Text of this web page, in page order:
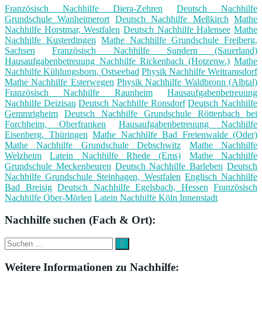
Französisch Nachhilfe Diera-Zehren
Deutsch Nachhilfe
Grundschule Wanheimerort Deutsch Nachhilfe Meßkirch Mathe
Nachhilfe Horstmar, Westfalen Deutsch Nachhilfe Halensee Mathe
Nachhilfe Kusterdingen Mathe Nachhilfe Grundschule Freiberg,
Sachsen
Französisch Nachhilfe Sundern (Sauerland)
Hausaufgabenbetreuung Nachhilfe Rickenbach (Hotzenw.) Mathe
Nachhilfe Kühlungsborn, Ostseebad Physik Nachhilfe Weitramsdorf
Mathe Nachhilfe Esterwegen Physik Nachhilfe Waldbronn (Albtal)
Französisch Nachhilfe Raunheim
Hausaufgabenbetreuung
Nachhilfe Deizisau Deutsch Nachhilfe Ronsdorf Deutsch Nachhilfe
Gemmrigheim
Deutsch Nachhilfe Grundschule Röttenbach bei
Forchheim, Oberfranken
Hausaufgabenbetreuung Nachhilfe
Eisenberg, Thüringen Mathe Nachhilfe Bad Freienwalde (Oder)
Mathe Nachhilfe Grundschule Debschwitz
Mathe Nachhilfe
Welzheim
Latein Nachhilfe Rhede (Ems)
Mathe Nachhilfe
Grundschule Meckenbeuren Deutsch Nachhilfe Barleben Deutsch
Nachhilfe Grundschule Steinhagen, Westfalen Englisch Nachhilfe
Bad Breisig Deutsch Nachhilfe Egelsbach, Hessen Französisch
Nachhilfe Ober-Mörlen Latein Nachhilfe Köln Innenstadt
Nachhilfe suchen (Fach & Ort):
Suche
nach:
Suchen
Weitere Informationen zu Nachhilfe: